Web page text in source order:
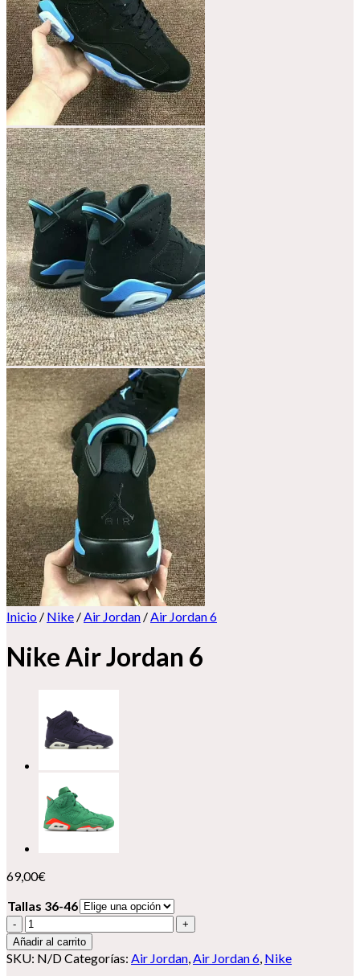
Inicio / Nike /Air Jordan /Air Jordan 6
Nike Air Jordan 6
69,00€
Tallas 36-46
Nike
Air
Jordan
6
Añadir al carrito
SKU: N/DCategorías: Air Jordan,Air Jordan 6, Nike